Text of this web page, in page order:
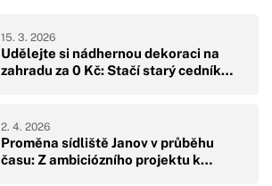
Udělejte si nádhernou dekoraci na
zahradu za 0 Kč: Stačí starý cedník…
15. 3. 2026
Proměna sídliště Janov v průběhu
času: Z ambiciózního projektu k…
2. 4. 2026